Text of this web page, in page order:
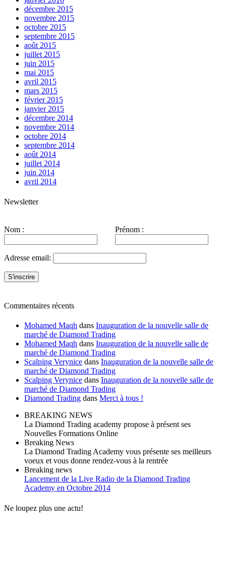
décembre 2015
novembre 2015
octobre 2015
septembre 2015
août 2015
juillet 2015
juin 2015
mai 2015
avril 2015
mars 2015
février 2015
janvier 2015
décembre 2014
novembre 2014
octobre 2014
septembre 2014
août 2014
juillet 2014
juin 2014
avril 2014
Newsletter
Nom : Prénom :
Adresse email:
Commentaires récents
Mohamed Maqh dans Inauguration de la nouvelle salle de
marché de Diamond Trading
Mohamed Maqh dans Inauguration de la nouvelle salle de
marché de Diamond Trading
Scalping Verynice dans Inauguration de la nouvelle salle de
marché de Diamond Trading
Scalping Verynice dans Inauguration de la nouvelle salle de
marché de Diamond Trading
Diamond Trading dans Merci à tous !
BREAKING NEWS
La Diamond Trading academy propose à présent ses
Nouvelles Formations Online
Breaking News
La Diamond Trading Academy vous présente ses meilleurs
voeux et vous donne rendez-vous à la rentrée
Breaking news
Lancement de la Live Radio de la Diamond Trading
Academy en Octobre 2014
Ne loupez plus une actu!